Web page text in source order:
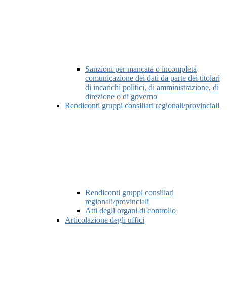
Sanzioni per mancata o incompleta
comunicazione dei dati da parte dei titolari
di incarichi politici, di amministrazione, di
direzione o di governo
Rendiconti gruppi consiliari regionali/provinciali
Rendiconti gruppi consiliari
regionali/provinciali
Atti degli organi di controllo
Articolazione degli uffici